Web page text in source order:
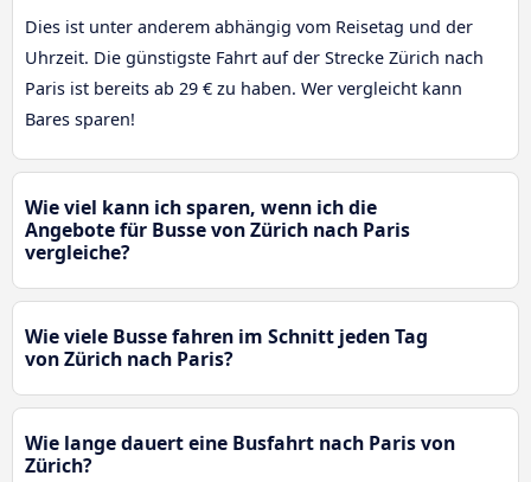
Dies ist unter anderem abhängig vom Reisetag und der
Uhrzeit. Die günstigste Fahrt auf der Strecke Zürich nach
Paris ist bereits ab 29 € zu haben. Wer vergleicht kann
Bares sparen!
Wie viel kann ich sparen, wenn ich die
Angebote für Busse von Zürich nach Paris
vergleiche?
Wie viele Busse fahren im Schnitt jeden Tag
von Zürich nach Paris?
Wie lange dauert eine Busfahrt nach Paris von
Zürich?